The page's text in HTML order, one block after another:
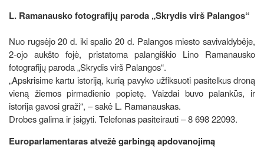
L. Ramanausko fotografijų paroda „Skrydis virš Palangos“
Nuo rugsėjo 20 d. iki spalio 20 d. Palangos miesto savivaldybėje,
2-ojo aukšto fojė, pristatoma palangiškio Lino Ramanausko
fotografijų paroda „Skrydis virš Palangos“.
„Apskrisime kartu istoriją, kurią pavyko užfiksuoti pasitelkus droną
vieną žiemos pirmadienio popietę. Vaizdai buvo palankūs, ir
istorija gavosi graži“, – sakė L. Ramanauskas.
Drobes galima ir įsigyti. Telefonas pasiteirauti – 8 698 22093.
Europarlamentaras atvežė garbingą apdovanojimą